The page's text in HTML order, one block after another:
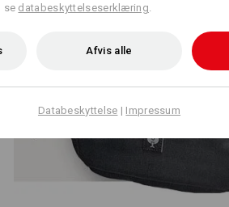
se databeskyttelseserklæring.
Afvis alle
Databeskyttelse | Impressum